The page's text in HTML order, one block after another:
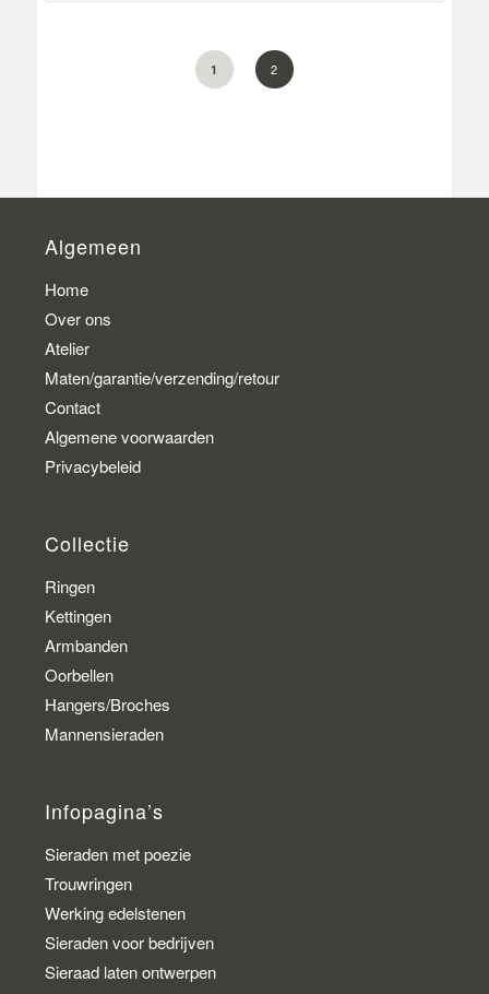
1 2
Algemeen
Home
Over ons
Atelier
Maten/garantie/verzending/retour
Contact
Algemene voorwaarden
Privacybeleid
Collectie
Ringen
Kettingen
Armbanden
Oorbellen
Hangers/Broches
Mannensieraden
Infopagina’s
Sieraden met poezie
Trouwringen
Werking edelstenen
Sieraden voor bedrijven
Sieraad laten ontwerpen